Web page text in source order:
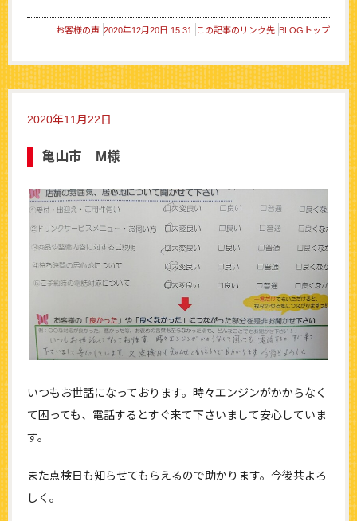
お客様の声 2020年12月20日 15:31 この記事のリンク先 BLOGトップ
2020年11月22日
亀山市 M様
いつもお世話になっております。時々エンジンがかからなく
て困っても、電話するとすぐ来て下さいまして安心していま
す。
また点検日も知らせてもらえるので助かります。今後共よろ
しく。